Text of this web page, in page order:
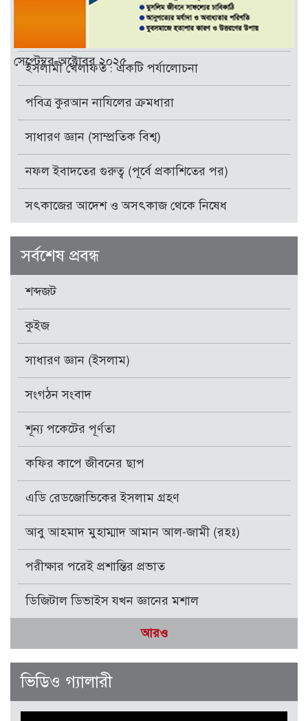
সেপ্টেম্বর-অক্টোবর ২০২৫
শিরক ও এর ভয়াবহ পরিণতি
ইসলামী খেলাফত : একটি পর্যালোচনা
পবিত্র কুরআন নাযিলের ক্রমধারা
সাধারণ জ্ঞান (সাম্প্রতিক বিশ্ব)
নফল ইবাদতের গুরুত্ব (পূর্বে প্রকাশিতের পর)
সৎকাজের আদেশ ও অসৎকাজ থেকে নিষেধ
সর্বশেষ প্রবন্ধ
শব্দজট
কুইজ
সাধারণ জ্ঞান (ইসলাম)
সংগঠন সংবাদ
শূন্য পকেটের পূর্ণতা
কফির কাপে জীবনের ছাপ
এডি রেডজোভিকের ইসলাম গ্রহণ
আবু আহমাদ মুহাম্মাদ আমান আল-জামী (রহঃ)
পরীক্ষার পরেই প্রশান্তির প্রভাত
ডিজিটাল ডিভাইস যখন জ্ঞানের মশাল
আরও
ভিডিও গ্যালারী